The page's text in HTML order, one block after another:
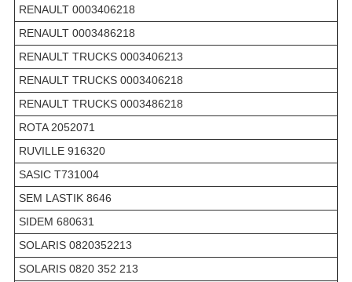
RENAULT 0003406218
RENAULT 0003486218
RENAULT TRUCKS 0003406213
RENAULT TRUCKS 0003406218
RENAULT TRUCKS 0003486218
ROTA 2052071
RUVILLE 916320
SASIC T731004
SEM LASTIK 8646
SIDEM 680631
SOLARIS 0820352213
SOLARIS 0820 352 213